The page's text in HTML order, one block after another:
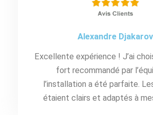
Alexandre Djakarov
Excellente expérience ! J’ai
fort recommandé par
l’installation a été parfaite.
étaient clairs et adaptés à